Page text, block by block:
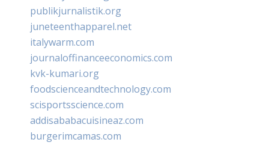
publikjurnalistik.org
juneteenthapparel.net
italywarm.com
journaloffinanceeconomics.com
kvk-kumari.org
foodscienceandtechnology.com
scisportsscience.com
addisababacuisineaz.com
burgerimcamas.com